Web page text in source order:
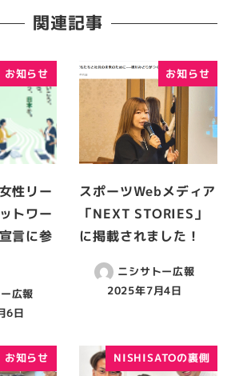
関連記事
お知らせ
性リー
トワー
言に参
広報
6日
お知らせ
スポーツWebメディア
「NEXT STORIES」
に掲載されました！
ニシサトー広報
2025年7月4日
お知らせ NISHISATOの裏側